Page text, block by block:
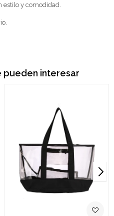
estilo y comodidad.
pueden interesar